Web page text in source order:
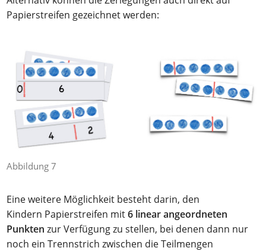
Papierstreifen gezeichnet werden:
Abbildung 7
Eine weitere Möglichkeit besteht darin, den
Kindern Papierstreifen mit6 linear angeordneten
Punkten zur Verfügung zu stellen, bei denen dann nur
noch ein Trennstrich zwischen die Teilmengen